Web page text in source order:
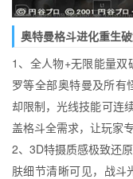
奥特曼格斗进化重生
1、全人物+无限能量
罗等全部奥特曼及所有
却限制，光线技能可连
盖格斗全需求，让玩家
2、3D特摄质感极致还
肤细节清晰可见，战